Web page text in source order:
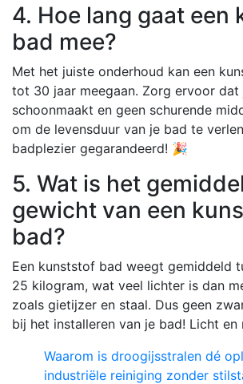
4. Hoe lang gaat een
bad mee?
Met het juiste onderhoud kan een
tot 30 jaar meegaan. Zorg ervoor dat
schoonmaakt en geen schurende
om de levensduur van je bad te
badplezier gegarandeerd! 🎉
5. Wat is het
gewicht van een
bad?
Een kunststof bad weegt gemiddeld
25 kilogram, wat veel lichter is dan
zoals gietijzer en staal. Dus geen
bij het installeren van je bad! Licht
Waarom is droogijsstralen dé
industriële reiniging zonder